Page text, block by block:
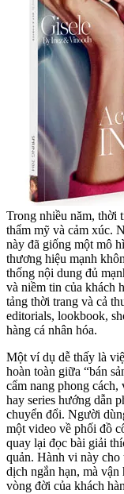
Trong nhiều năm, thời
thẩm mỹ và cảm xúc.
này đã giống một mô
thương hiệu mạnh
thống nội dung đủ
và niềm tin của khách
tảng thời trang và cả
editorials, lookbook,
hàng cá nhân hóa.
Một ví dụ dễ thấy là
hoàn toàn giữa “bán
cẩm nang phong
hay series hướng dẫn
chuyển đổi. Người
một video về phối đồ
quay lại đọc bài giải
quản. Hành vi này cho
dịch ngắn hạn, mà
vòng đời của khách